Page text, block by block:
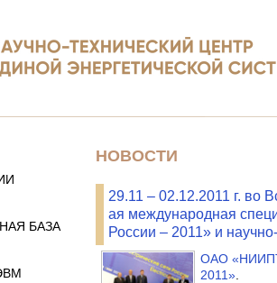
БАЗА
НОВОСТИ
29.11 – 02.12.2011 г. во
ая международная
России – 2011» и
ОАО
2011».